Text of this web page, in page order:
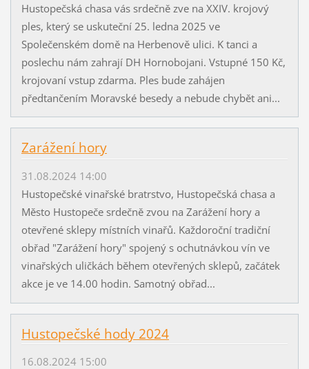
Hustopečská chasa vás srdečně zve na XXIV. krojový
ples, který se uskuteční 25. ledna 2025 ve
Společenském domě na Herbenově ulici. K tanci a
poslechu nám zahrají DH Hornobojani. Vstupné 150 Kč,
krojovaní vstup zdarma. Ples bude zahájen
předtančením Moravské besedy a nebude chybět ani...
Zarážení hory
31.08.2024 14:00
Hustopečské vinařské bratrstvo, Hustopečská chasa a
Město Hustopeče srdečně zvou na Zarážení hory a
otevřené sklepy místních vinařů. Každoroční tradiční
obřad "Zarážení hory" spojený s ochutnávkou vín ve
vinařských uličkách během otevřených sklepů, začátek
akce je ve 14.00 hodin. Samotný obřad...
Hustopečské hody 2024
16.08.2024 15:00